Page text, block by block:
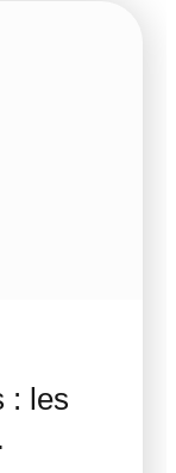
: les